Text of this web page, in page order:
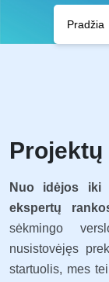
Pradžia
Nuo idėjos iki
ekspertų
sėkmingo
nusistovėjęs
startuolis, mes